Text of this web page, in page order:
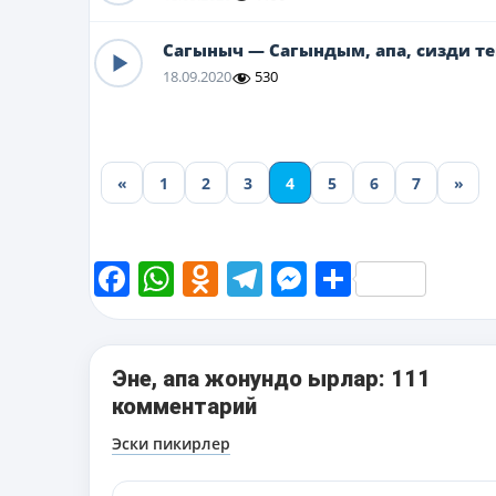
Сагыныч — Сагындым, апа, сизди
18.09.2020 530
« 1 2 3 4 5 6 7 »
Facebook
WhatsApp
Odnoklassniki
Telegram
Messenger
Share
Эне, апа жонундо ырлар: 111
комментарий
Навигация
Эски пикирлер